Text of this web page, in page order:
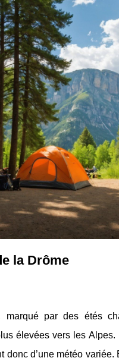
la Drôme
marqué par des étés
élevées vers les
d’une météo